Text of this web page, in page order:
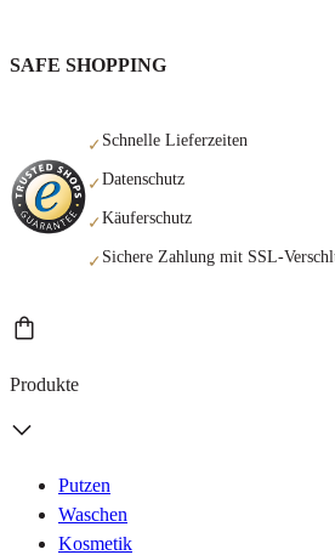
SAFE SHOPPING
✓ Schnelle Lieferzeiten
✓Datenschutz
✓Käuferschutz
✓ Sichere Zahlung mit SSL-
Produkte
Putzen
Waschen
Kosmetik